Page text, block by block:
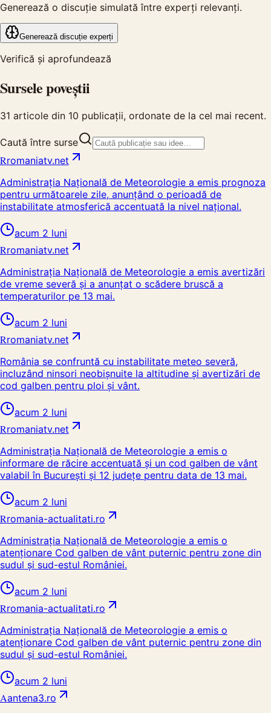
Generează o discuție simulată între experți relevanți.
Generează discuție experți
Verifică și aprofundează
Sursele poveștii
31 articole din 10 publicații, ordonate de la cel mai recent.
Caută între surse
Rromaniatv.net
Administrația Națională de Meteorologie a emis prognoza
pentru următoarele zile, anunțând o perioadă de
instabilitate atmosferică accentuată la nivel național.
acum 2 luni
Rromaniatv.net
Administrația Națională de Meteorologie a emis avertizări
de vreme severă și a anunțat o scădere bruscă a
temperaturilor pe 13 mai.
acum 2 luni
Rromaniatv.net
România se confruntă cu instabilitate meteo severă,
incluzând ninsori neobișnuite la altitudine și avertizări de
cod galben pentru ploi și vânt.
acum 2 luni
Rromaniatv.net
Administrația Națională de Meteorologie a emis o
informare de răcire accentuată și un cod galben de vânt
valabil în București și 12 județe pentru data de 13 mai.
acum 2 luni
Rromania-actualitati.ro
Administrația Națională de Meteorologie a emis o
atenționare Cod galben de vânt puternic pentru zone din
sudul și sud-estul României.
acum 2 luni
Rromania-actualitati.ro
Administrația Națională de Meteorologie a emis o
atenționare Cod galben de vânt puternic pentru zone din
sudul și sud-estul României.
acum 2 luni
Aantena3.ro